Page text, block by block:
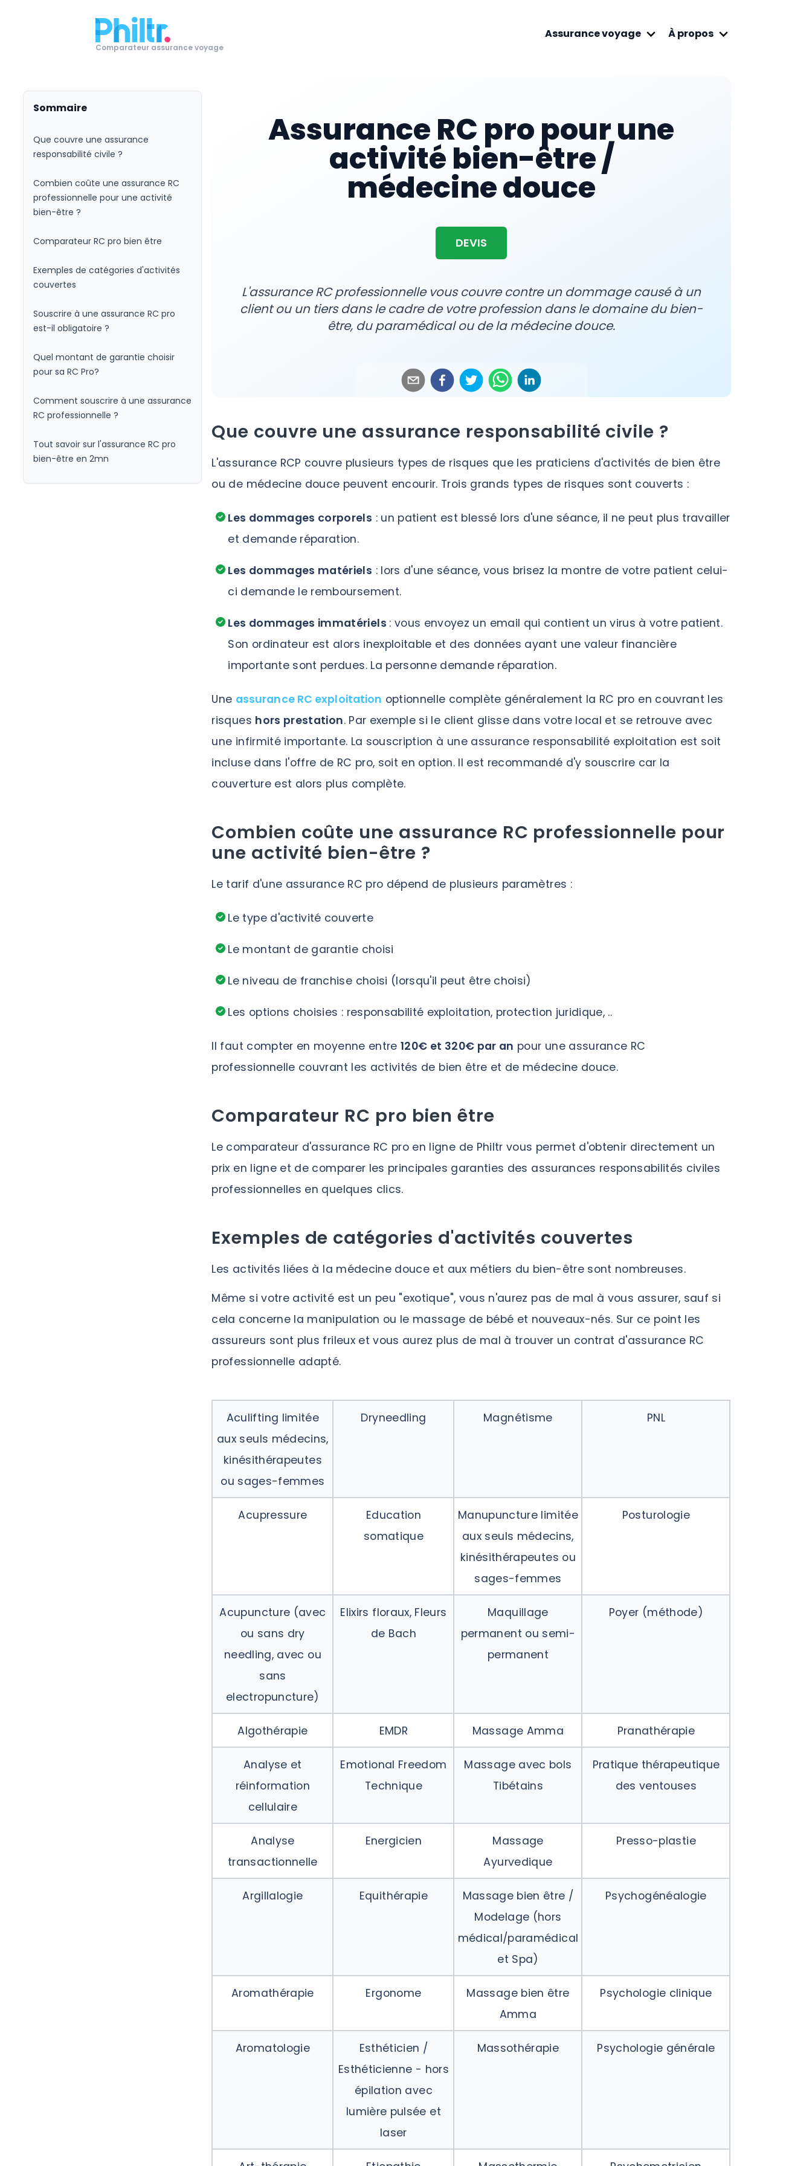
Comparateur assurance voyage
Assurance voyage À propos
Sommaire
Que couvre une assurance
responsabilité civile ?
Combien coûte une assurance RC
professionnelle pour une activité
bien-être ?
Comparateur RC pro bien être
Exemples de catégories d'activités
couvertes
Souscrire à une assurance RC pro
est-il obligatoire ?
Quel montant de garantie choisir
pour sa RC Pro?
Comment souscrire à une assurance
RC professionnelle ?
Tout savoir sur l'assurance RC pro
bien-être en 2mn
Assurance RC pro pour une
activité bien-être /
médecine douce
DEVIS
L'assurance RC professionnelle vous couvre contre un dommage causé à un
client ou un tiers dans le cadre de votre profession dans le domaine du bien-
être, du paramédical ou de la médecine douce.
Que couvre une assurance responsabilité civile ?
L'assurance RCP couvre plusieurs types de risques que les praticiens d'activités de bien être
ou de médecine douce peuvent encourir. Trois grands types de risques sont couverts :
Les dommages corporels : un patient est blessé lors d'une séance, il ne peut plus travailler
et demande réparation.
Les dommages matériels : lors d'une séance, vous brisez la montre de votre patient celui-
ci demande le remboursement.
Les dommages immatériels : vous envoyez un email qui contient un virus à votre patient.
Son ordinateur est alors inexploitable et des données ayant une valeur financière
importante sont perdues. La personne demande réparation.
Une assurance RC exploitation optionnelle complète généralement la RC pro en couvrant les
risques hors prestation. Par exemple si le client glisse dans votre local et se retrouve avec
une infirmité importante. La souscription à une assurance responsabilité exploitation est soit
incluse dans l'offre de RC pro, soit en option. Il est recommandé d'y souscrire car la
couverture est alors plus complète.
Combien coûte une assurance RC professionnelle pour
une activité bien-être ?
Le tarif d'une assurance RC pro dépend de plusieurs paramètres :
Le type d'activité couverte
Le montant de garantie choisi
Le niveau de franchise choisi (lorsqu'il peut être choisi)
Les options choisies : responsabilité exploitation, protection juridique, ..
Il faut compter en moyenne entre120€ et 320€ par an pour une assurance RC
professionnelle couvrant les activités de bien être et de médecine douce.
Comparateur RC pro bien être
Le comparateur d'assurance RC pro en ligne de Philtr vous permet d'obtenir directement un
prix en ligne et de comparer les principales garanties des assurances responsabilités civiles
professionnelles en quelques clics.
Exemples de catégories d'activités couvertes
Les activités liées à la médecine douce et aux métiers du bien-être sont nombreuses.
Même si votre activité est un peu "exotique", vous n'aurez pas de mal à vous assurer, sauf si
cela concerne la manipulation ou le massage de bébé et nouveaux-nés. Sur ce point les
assureurs sont plus frileux et vous aurez plus de mal à trouver un contrat d'assurance RC
professionnelle adapté.
Aculifting limitée
aux seuls médecins,
kinésithérapeutes
ou sages-femmes
Dryneedling Magnétisme PNL
Acupressure
Education
somatique
Manupuncture limitée
aux seuls médecins,
kinésithérapeutes ou
sages-femmes
Posturologie
Acupuncture (avec
ou sans dry
needling, avec ou
sans
electropuncture)
Elixirs floraux, Fleurs
de Bach
Maquillage
permanent ou semi-
permanent
Poyer (méthode)
Algothérapie EMDR Massage Amma Pranathérapie
Analyse et
réinformation
cellulaire
Emotional Freedom
Technique
Massage avec bols
Tibétains
Pratique thérapeutique
des ventouses
Analyse
transactionnelle
Energicien
Massage
Ayurvedique
Presso-plastie
Argillalogie Equithérapie
Massage bien être /
Modelage (hors
médical/paramédical
et Spa)
Psychogénéalogie
Aromathérapie Ergonome
Massage bien être
Amma
Psychologie clinique
Aromatologie
Esthéticien /
Esthéticienne - hors
épilation avec
lumière pulsée et
laser
Massothérapie Psychologie générale